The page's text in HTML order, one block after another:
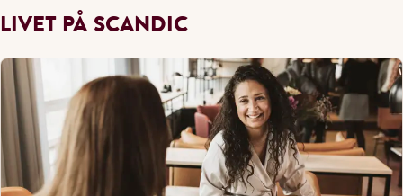
LIVET PÅ SCANDIC